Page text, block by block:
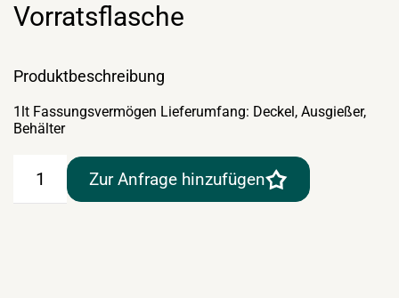
Vorratsflasche
Produktbeschreibung
1lt Fassungsvermögen Lieferumfang: Deckel, Ausgießer,
Behälter
Vorratsflasche
Menge
Zur Anfrage hinzufügen